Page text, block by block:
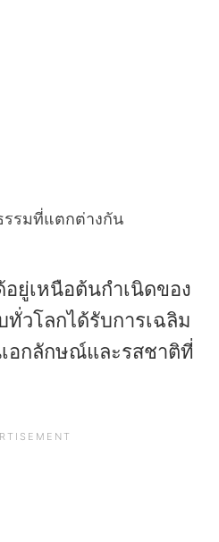
รมที่แตกต่างกัน
ยู่เหนือต้นกําเนิดของ
วโลกได้รับการเฉลิม
อกลักษณ์และรสชาติที่